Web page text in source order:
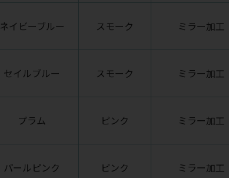
ネイビーブルー スモーク ミラー加工
セイルブルー スモーク ミラー加工
プラム ピンク ミラー加工
パールピンク ピンク ミラー加工